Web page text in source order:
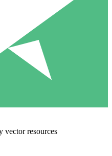
vector resources